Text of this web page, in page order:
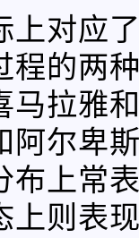
上对应
程的两
马拉雅
阿尔卑
布上常
上则表